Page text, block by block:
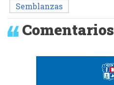
Semblanzas
Comentarios